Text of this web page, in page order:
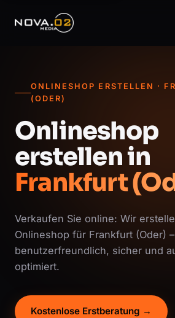
ONLINESHOP ERSTELLEN ·
(ODER)
Onlineshop
erstellen in
Frankfurt
Verkaufen Sie online: Wir
Onlineshop für Frankfurt (Oder) –
benutzerfreundlich, sicher und
optimiert.
Kostenlose Erstberatung →